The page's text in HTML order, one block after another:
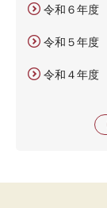
令和６年度
令和５年度
令和４年度